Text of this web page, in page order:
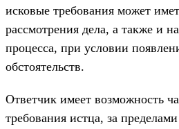
исковые требования может
рассмотрения дела, а также и
процесса, при условии
обстоятельств.
Ответчик имеет возможность
требования истца, за